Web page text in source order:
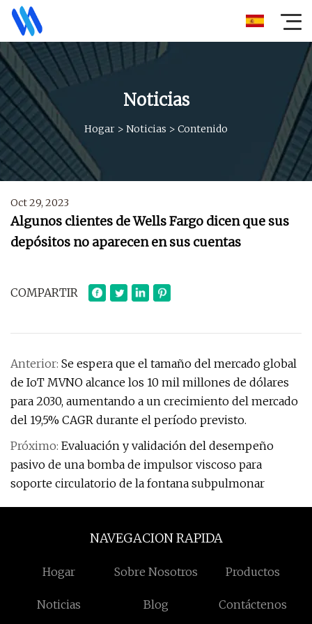
Noticias
Hogar > Noticias > Contenido
Oct 29, 2023
Algunos clientes de Wells Fargo dicen que sus
depósitos no aparecen en sus cuentas
COMPARTIR
Anterior: Se espera que el tamaño del mercado global
de IoT MVNO alcance los 10 mil millones de dólares
para 2030, aumentando a un crecimiento del mercado
del 19,5% CAGR durante el período previsto.
Próximo: Evaluación y validación del desempeño
pasivo de una bomba de impulsor viscoso para
soporte circulatorio de la fontana subpulmonar
NAVEGACION RAPIDA
Hogar Sobre Nosotros Productos
Noticias Blog Contáctenos